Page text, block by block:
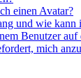
einen Avatar?
und wie kann
Benutzer
mich